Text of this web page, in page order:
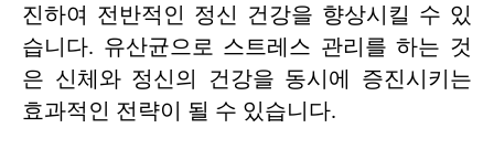
진하여 전반적인 정신 건강을 향상시킬 수 있
습니다. 유산균으로 스트레스 관리를 하는 것
은 신체와 정신의 건강을 동시에 증진시키는
효과적인 전략이 될 수 있습니다.